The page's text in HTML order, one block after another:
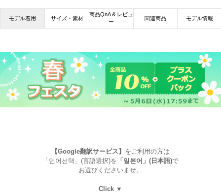
モデル着用 サイズ・素材
商品QnA & レビュ
ー
関連商品 モデル情報
【Google翻訳サービス】 をご利用の方は
「언어선택」(言語選択)を 「일본어」(日本語)で
お選びくださいませ。
Click ▼